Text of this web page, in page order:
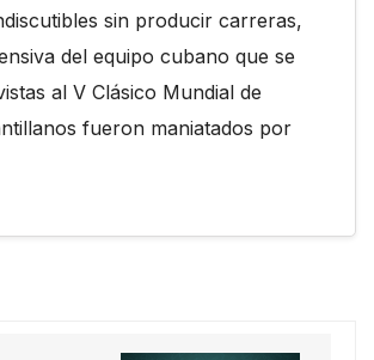
sin producir carreras,
del equipo cubano que se
al V Clásico Mundial de
fueron maniatados por